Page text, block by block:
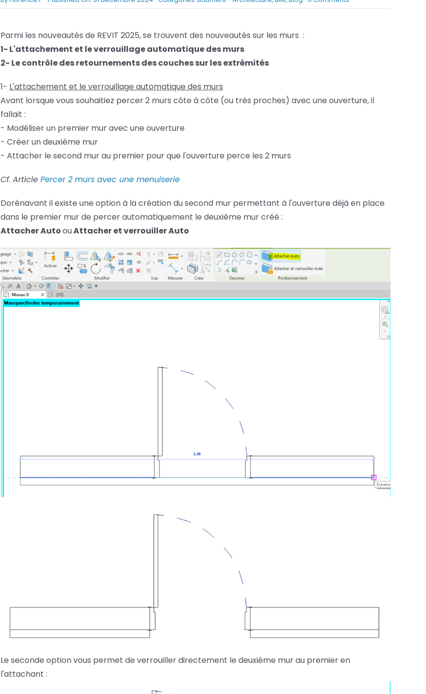
Services Fusion
Netfabb
Nouveautés
Parmi les nouveautés de REVIT 2025, se trouvent des nouveautés sur les murs :
1- L'attachement et le verrouillage automatique des murs
2- Le contrôle des retournements des couches sur les extrémités
1- L'attachement et le verrouillage automatique des murs
Avant lorsque vous souhaitiez percer 2 murs côte à côte (ou très proches) avec une ouverture, il
fallait :
- Modéliser un premier mur avec une ouverture
- Créer un deuxième mur
- Attacher le second mur au premier pour que l'ouverture perce les 2 murs
Cf. Article Percer 2 murs avec une menuiserie
Dorénavant il existe une option à la création du second mur permettant à l'ouverture déjà en place
dans le premier mur de percer automatiquement le deuxième mur créé :
Attacher AutoouAttacher et verrouiller Auto
Le seconde option vous permet de verrouiller directement le deuxième mur au premier en
l'attachant :